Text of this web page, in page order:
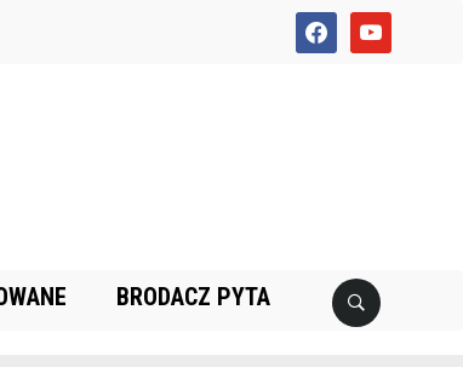
facebookyoutube
BRODACZ PYTA